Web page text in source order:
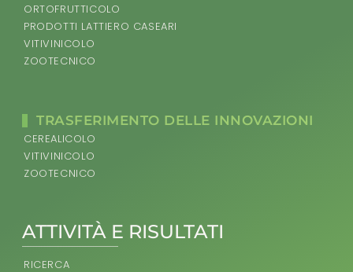
ATTIVITÀ E RISULTATI
RICERCA
ORTOFRUTTICOLO
PRODOTTI LATTIERO CASEARI
VITIVINICOLO
ZOOTECNICO
TRASFERIMENTO DELLE INNOVAZIONI
CEREALICOLO
VITIVINICOLO
ZOOTECNICO